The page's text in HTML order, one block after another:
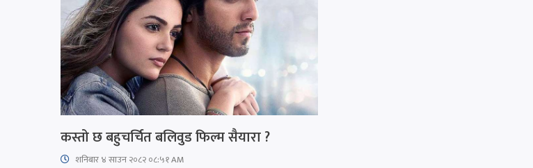
कस्तो छ बहुचर्चित बलिवुड फिल्म सैयारा ?
शनिबार ४ साउन २०८२ ०८:५१ AM